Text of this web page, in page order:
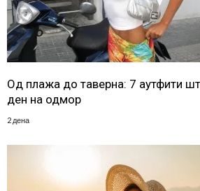
Од плажа до таверна: 7 аутфити
ден на одмор
2 дена